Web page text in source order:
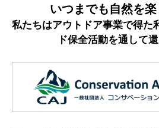
いつまでも自然を
私たちはアウトドア事業で得た
ド保全活動を通して還